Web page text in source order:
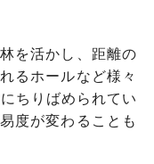
を活かし、距離の
るホールなど様々
ちりばめられてい
度が変わることも